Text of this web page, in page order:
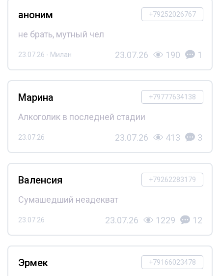
+79252026767
аноним
не брать, мутный чел
23.07.26 - Милан 23.07.26 190 1
+79777634138
Марина
Алкоголик в последней стадии
23.07.26 23.07.26 413 3
+79262283179
Валенсия
Сумашедший неадекват
23.07.26 23.07.26 1229 12
+79166023478
Эрмек